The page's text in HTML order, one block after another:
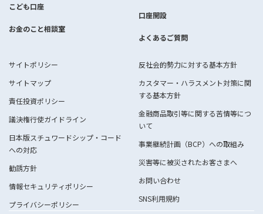
こども口座
お金のこと相談室
口座開設
よくあるご質問
サイトポリシー
サイトマップ
責任投資ポリシー
議決権行使ガイドライン
日本版スチュワードシップ・コード
への対応
勧誘方針
情報セキュリティポリシー
プライバシーポリシー
反社会的勢力に対する基本方針
カスタマー・ハラスメント対策に関
する基本方針
金融商品取引等に関する苦情等につ
いて
事業継続計画（BCP）への取組み
災害等に被災されたお客さまへ
お問い合わせ
SNS利用規約